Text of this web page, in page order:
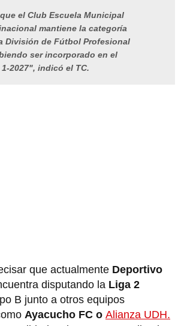
que el Club Escuela Municipal
mantiene la categoría
División de Fútbol Profesional
ser incorporado en el
2027", indicó el TC.
que actualmente Deportivo
disputando la Liga 2
B junto a otros equipos
Ayacucho FC o Alianza UDH.